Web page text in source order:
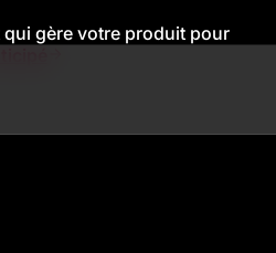
gère votre produit pour